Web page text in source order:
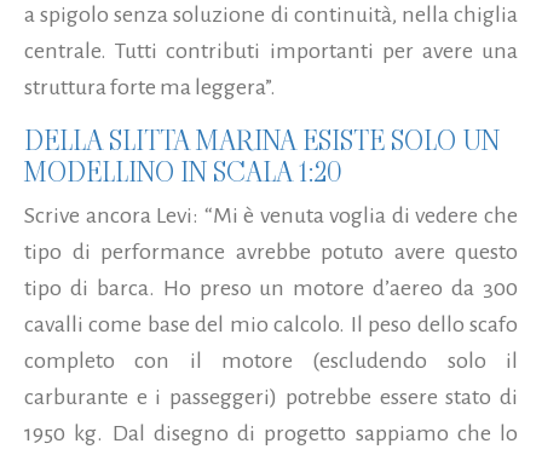
a spigolo senza soluzione di continuità, nella chiglia
centrale. Tutti contributi importanti per avere una
struttura forte ma leggera”.
DELLA SLITTA MARINA ESISTE SOLO UN
MODELLINO IN SCALA 1:20
Scrive ancora Levi: “Mi è venuta voglia di vedere che
tipo di performance avrebbe potuto avere questo
tipo di barca. Ho preso un motore d’aereo da 300
cavalli come base del mio calcolo. Il peso dello scafo
completo con il motore (escludendo solo il
carburante e i passeggeri) potrebbe essere stato di
1950 kg. Dal disegno di progetto sappiamo che lo